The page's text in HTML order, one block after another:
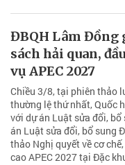
ĐBQH Lâm Đồng
sách hải quan,
vụ APEC 2027
Chiều 3/8, tại phiên thảo
thường lệ thứ nhất, Quốc
với dự án Luật sửa đổi,
án Luật sửa đổi, bổ sung
thảo Nghị quyết về cơ
cao APEC 2027 tại Đặc